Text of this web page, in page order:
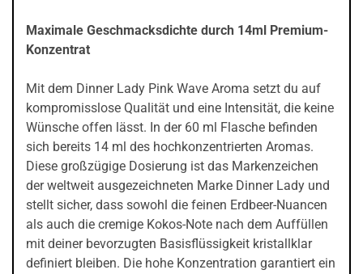
Maximale Geschmacksdichte durch 14ml Premium-
Konzentrat
Mit dem Dinner Lady Pink Wave Aroma setzt du auf
kompromisslose Qualität und eine Intensität, die keine
Wünsche offen lässt. In der 60 ml Flasche befinden
sich bereits 14 ml des hochkonzentrierten Aromas.
Diese großzügige Dosierung ist das Markenzeichen
der weltweit ausgezeichneten Marke Dinner Lady und
stellt sicher, dass sowohl die feinen Erdbeer-Nuancen
als auch die cremige Kokos-Note nach dem Auffüllen
mit deiner bevorzugten Basisflüssigkeit kristallklar
definiert bleiben. Die hohe Konzentration garantiert ein